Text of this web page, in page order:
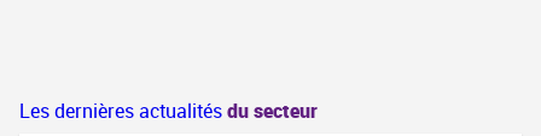
Les dernières actualitésdu secteur